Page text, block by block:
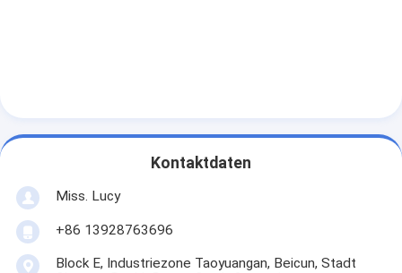
Kontaktdaten
Miss. Lucy
+86 13928763696
Block E, Industriezone Taoyuangan, Beicun, Stadt